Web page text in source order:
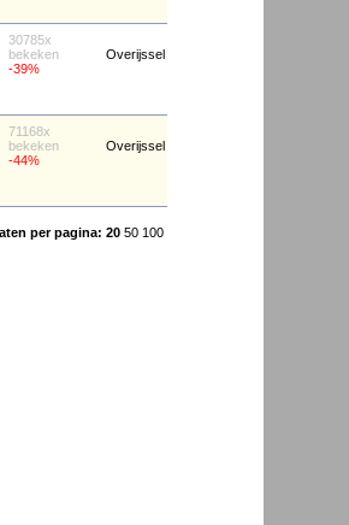
30785x
bekeken
-39%
Overijssel
71168x
bekeken
-44%
Overijssel
per pagina: 20 50 100